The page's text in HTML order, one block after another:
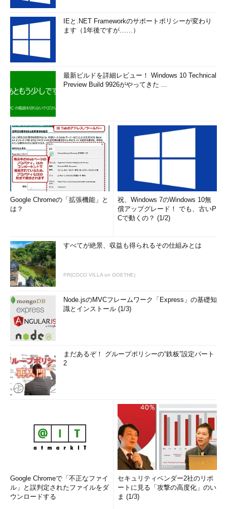
IEと.NET Frameworkのサポートポリシーが変わり
ます（1年後ですが……）
最新ビルドを詳細レビュー！ Windows 10 Technical
Preview Build 9926がやってきた ...
Google Chromeの「拡張機能」と
は？
祝、Windows 7のWindows 10無
償アップグレード！ でも、古いP
Cで動くの？ (1/2)
すべてが絶景、収益も得られるその仕組みとは
PR(COCO VILLA on GOETHE)
Node.jsのMVCフレームワーク「Express」の基礎知
識とインストール (1/3)
まだあるぞ！ グループポリシーの“鉄板”設定パート
2
Google Chromeで「不正なファイ
ル」と誤判定されたファイルをダ
ウンロードする
セキュリティベンダー2社のリポ
ートに見る「攻撃の高度化」のい
ま (1/3)